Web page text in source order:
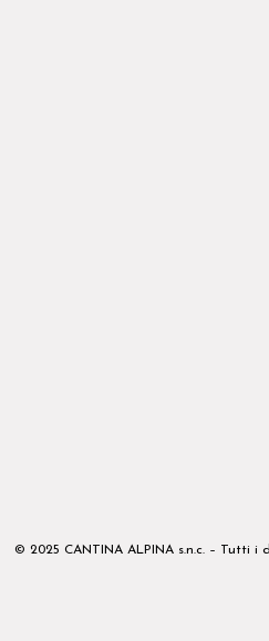
© 2025 CANTINA ALPINA s.n.c. – Tutti i